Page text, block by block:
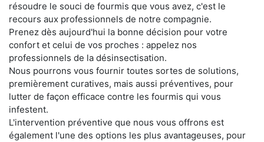
résoudre le souci de fourmis que vous avez, c'est le
recours aux professionnels de notre compagnie.
Prenez dès aujourd'hui la bonne décision pour votre
confort et celui de vos proches : appelez nos
professionnels de la désinsectisation.
Nous pourrons vous fournir toutes sortes de solutions,
premièrement curatives, mais aussi préventives, pour
lutter de façon efficace contre les fourmis qui vous
infestent.
L'intervention préventive que nous vous offrons est
également l'une des options les plus avantageuses, pour